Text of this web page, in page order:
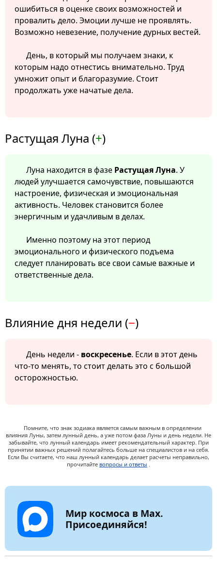
ошибиться в оценке своих возможностей и
провалить дело. Эмоции лучше не проявлять.
Возможно невезение, получение дурных вестей.
День, в который мы получаем знаки, к
которым надо отнестись внимательно. Труд
умножит опыт и благоразумие. Стоит
продолжать уже начатые дела.
Растущая Луна (+)
Луна находится в фазе Растущая Луна. У
людей улучшается самочувствие, повышаются
настроение, физическая и эмоциональная
активность. Человек становится более
энергичным и удачливым в делах.
Именно поэтому на этот период
эмоционального и физического подъема
следует планировать все свои самые важные и
ответственные дела.
Влияние дня недели (−)
День недели - воскресенье. Если в этот день
что-то менять, то стоит делать это с большой
осторожностью.
Помните, что знак зодиака является самым важным в определении
влияния Луны, затем лунный день, а уже потом фаза Луны и день недели. Не
забывайте, что лунный календарь имеет рекомендательный характер. При
принятии важных решений полагайтесь больше на специалистов и на себя.
Если Вы считаете, что наш лунный календарь делает расчеты неправильно,
прочитайте вопросы и ответы .
Мир космоса в Max.
Присоединяйся!